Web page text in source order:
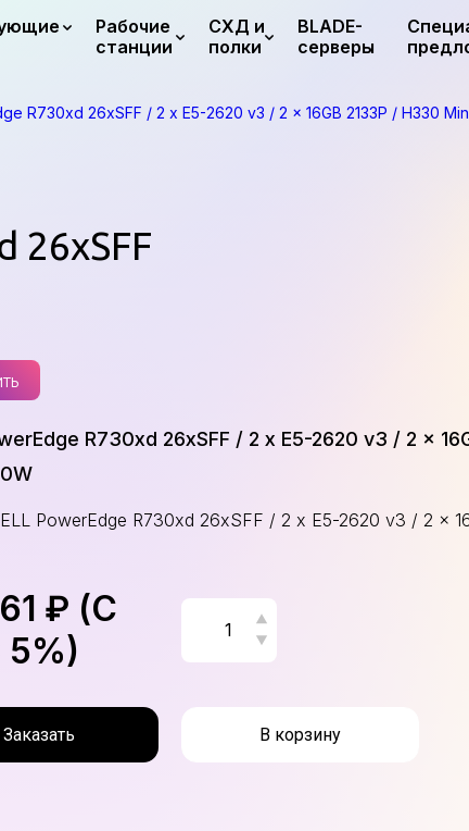
Рабочие
станции
СХД и
полки
BLADE-
серверы
R730xd 26xSFF / 2 x E5-2620 v3 / 2 x 16GB 2133P / H330
26xSFF
R730xd 26xSFF / 2 x E5-2620 v3 / 2 x
PowerEdge R730xd 26xSFF / 2 x E5-2620 v3 / 2 x
₽ (С
Заказать В корзину